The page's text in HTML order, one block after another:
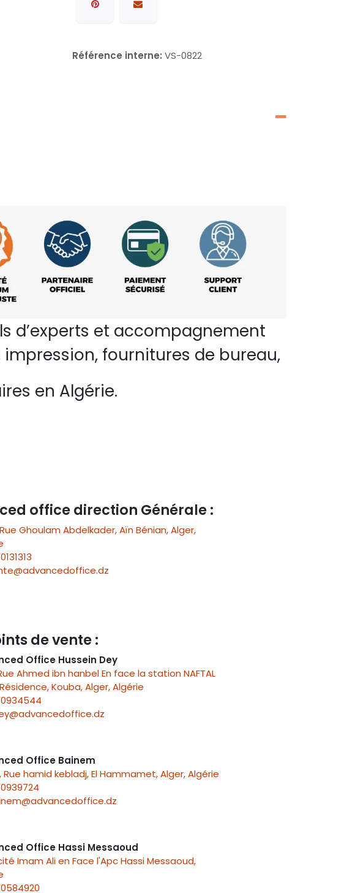
Référence interne: VS-0822
d’experts et accompagnement
fournitures de bureau,
en Algérie.
office direction Générale :
Ghoulam Abdelkader, Aïn Bénian, Alger,
de vente :
Office Hussein Dey
Ahmed ibn hanbel En face la station NAFTAL
Kouba, Alger, Algérie
Office Bainem
Rue hamid kebladj, El Hammamet, Alger, Algérie
Office Hassi Messaoud
Imam Ali en Face l'Apc Hassi Messaoud,